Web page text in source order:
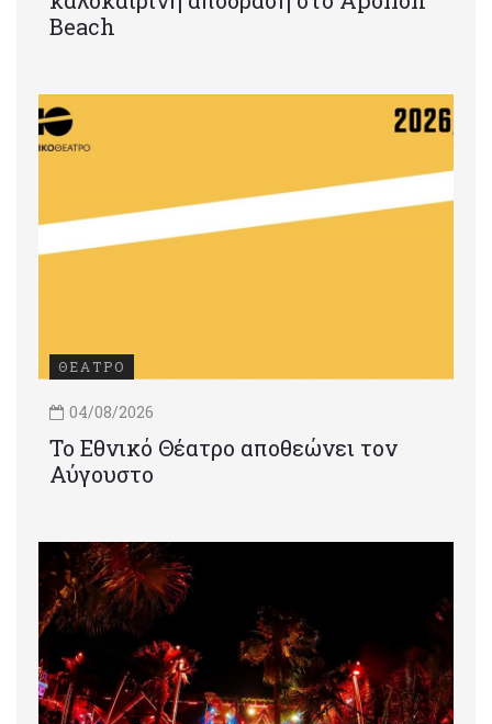
Beach
ΘΕΑΤΡΟ
04/08/2026
Το Εθνικό Θέατρο αποθεώνει τον
Αύγουστο